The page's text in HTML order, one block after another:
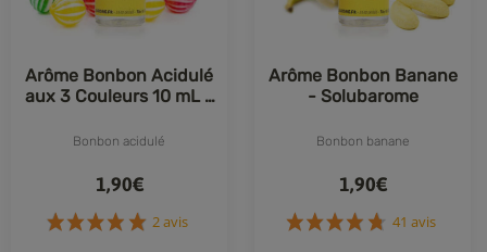
Arôme Bonbon Acidulé
aux 3 Couleurs 10 mL -
Bonbon acidulé
1,90€
Arôme Bonbon Banane
- Solubarome
Bonbon banane
1,90€